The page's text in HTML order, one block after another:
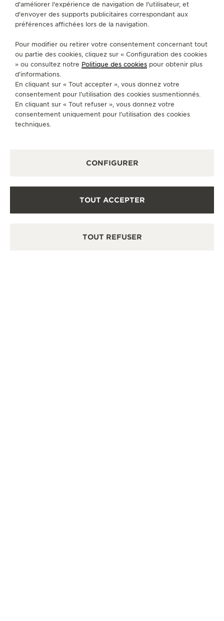
L’Atelier d’Antoine tient son nom de notre
fondateur, Antoine LeCoultre, qui a créé le premier
Sentier. Hommage à son génie artistique et à sa
grande passion, l’Atelier d’Antoine a pour mission
de partager notre savoir-faire et notre héritage
horloger. Une initiative qui propose au grand
public, aux passionnés et aux collectionneurs une
immersion inédite dans le monde de la Haute
Horlogerie.
d'améliorer l'expérience de navigation de l'utilisateur, et
d'envoyer des supports publicitaires correspondant aux
préférences affichées lors de la navigation.
Pour modifier ou retirer votre consentement concernant tout
ou partie des cookies, cliquez sur « Configuration des cookies
» ou consultez notre Politique des cookies pour obtenir plus
d’informations.
En cliquant sur « Tout accepter », vous donnez votre
consentement pour l’utilisation des cookies susmentionnés.
En cliquant sur « Tout refuser », vous donnez votre
consentement uniquement pour l’utilisation des cookies
techniques.
CONFIGURER
TOUT ACCEPTER
TOUT REFUSER